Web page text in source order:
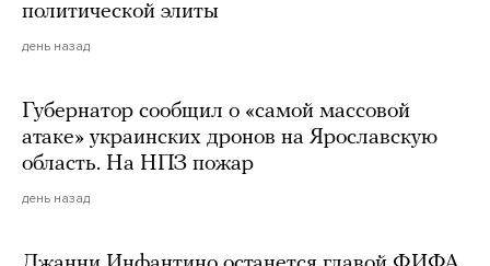
политической элиты
день назад
Губернатор сообщил о «самой массовой
атаке» украинских дронов на Ярославскую
область. На НПЗ пожар
день назад